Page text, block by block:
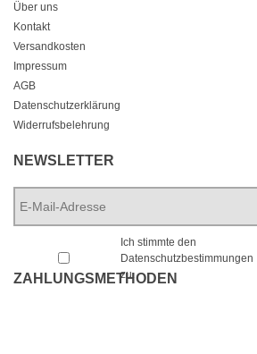
Über uns
Kontakt
Versandkosten
Impressum
AGB
Datenschutzerklärung
Widerrufsbelehrung
NEWSLETTER
Mail-
Adresse *
Ich stimmte den
Datenschutzbestimmungen
zu.
ZAHLUNGSMETHODEN